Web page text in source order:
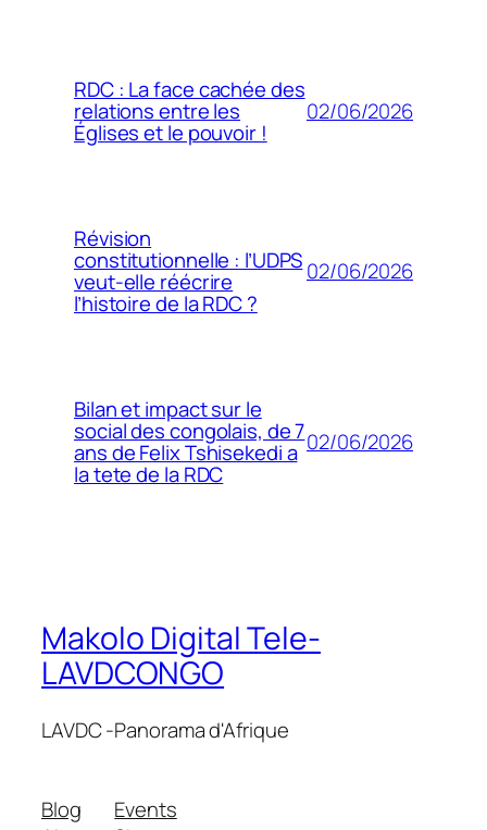
RDC : La face cachée des
relations entre les
Églises et le pouvoir !
02/06/2026
Révision
constitutionnelle : l’UDPS
veut-elle réécrire
l’histoire de la RDC ?
02/06/2026
Bilan et impact sur le
social des congolais, de 7
ans de Felix Tshisekedi a
la tete de la RDC
02/06/2026
Makolo Digital Tele-
LAVDCONGO
LAVDC -Panorama d'Afrique
Blog
Events